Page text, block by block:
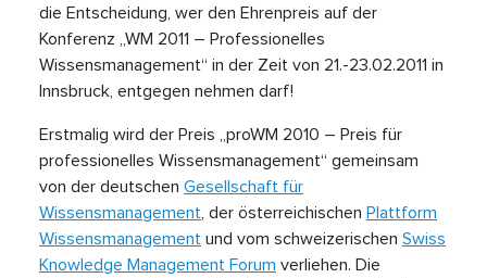
die Entscheidung, wer den Ehrenpreis auf der
Konferenz „WM 2011 – Professionelles
Wissensmanagement“ in der Zeit von 21.-23.02.2011 in
Innsbruck, entgegen nehmen darf!
Erstmalig wird der Preis „proWM 2010 – Preis für
professionelles Wissensmanagement“ gemeinsam
von der deutschen Gesellschaft für
Wissensmanagement, der österreichischen Plattform
Wissensmanagement und vom schweizerischen Swiss
Knowledge Management Forum verliehen. Die